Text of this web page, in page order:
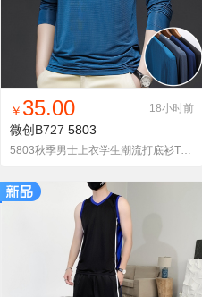
找同款 加入铺货单 收藏
￥ 35.00 18小时前
微创B727 5803
5803秋季男士上衣学生潮流打底衫T恤男长袖修身圆领卫衣